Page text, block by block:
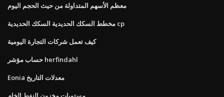
معظم الأسهم المتداولة من حيث الحجم اليوم
مخطط السكك الحديدية السكك الحديدية cp
كيف تعمل شركات التجارة اليومية
حساب مؤشر herfindahl
Eonia معدلات التاريخ